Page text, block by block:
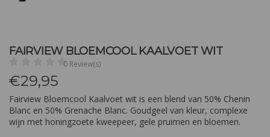
FAIRVIEW BLOEMCOOL KAALVOET WIT
0 Review(s)
€29,95
Fairview Bloemcool Kaalvoet wit is een blend van 50% Chenin
Blanc en 50% Grenache Blanc. Goudgeel van kleur, complexe
wijn met honingzoete kweepeer, gele pruimen en bloemen.